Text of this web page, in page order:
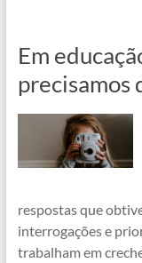
Em
precisamos
respostas que
interrogações e
trabalham em